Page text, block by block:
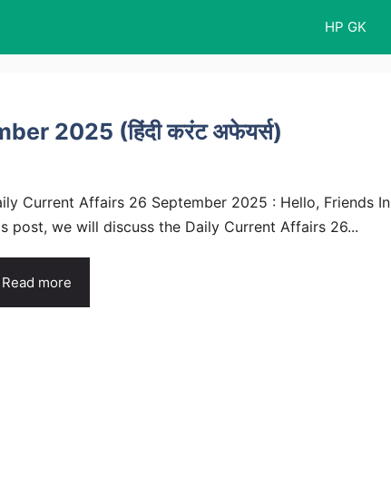
HP GK
2025 (हिंदी करंट अफेयर्स)
Current Affairs 26 September 2025 : Hello, Friends In
post, we will discuss the Daily Current Affairs 26...
Read more